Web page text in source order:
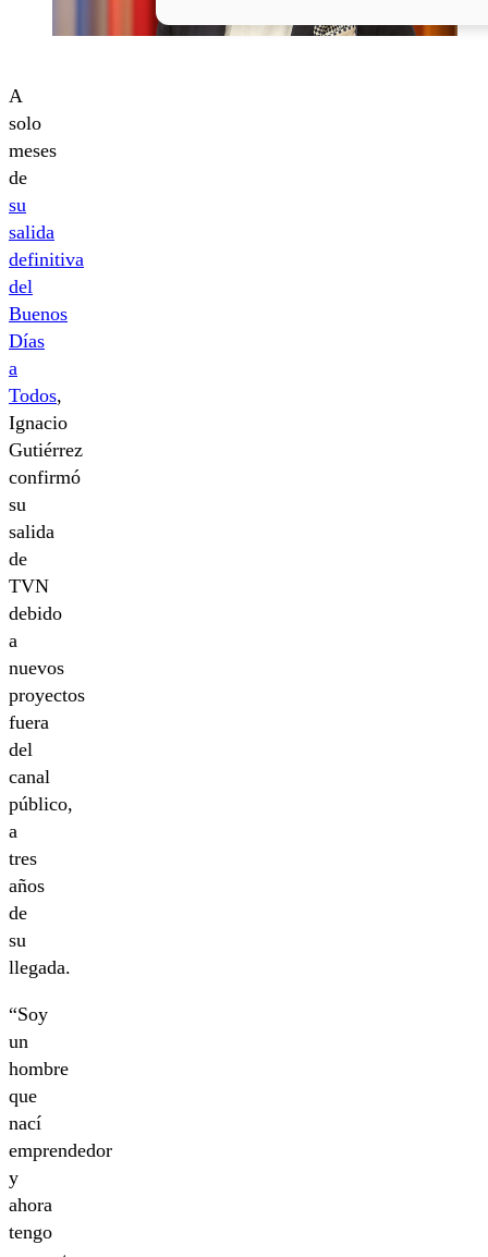
A
solo
meses
de
su
salida
definitiva
del
Buenos
Días
a
Todos,
Ignacio
Gutiérrez
confirmó
su
salida
de
TVN
debido
a
nuevos
proyectos
fuera
del
canal
público,
a
tres
años
de
su
llegada.
“Soy
un
hombre
que
nací
emprendedor
y
ahora
tengo